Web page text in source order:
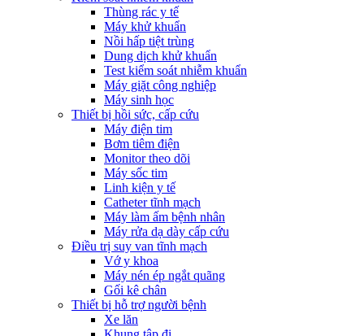
Thùng rác y tế
Máy khử khuẩn
Nồi hấp tiệt trùng
Dung dịch khử khuẩn
Test kiểm soát nhiễm khuẩn
Máy giặt công nghiệp
Máy sinh học
Thiết bị hồi sức, cấp cứu
Máy điện tim
Bơm tiêm điện
Monitor theo dõi
Máy sốc tim
Linh kiện y tế
Catheter tĩnh mạch
Máy làm ấm bệnh nhân
Máy rửa dạ dày cấp cứu
Điều trị suy van tĩnh mạch
Vớ y khoa
Máy nén ép ngắt quãng
Gối kê chân
Thiết bị hỗ trợ người bệnh
Xe lăn